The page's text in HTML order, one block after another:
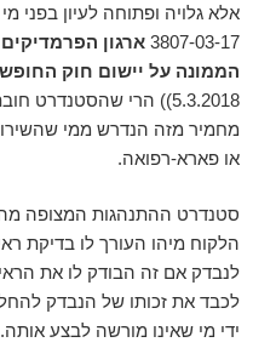
אלא גלויה ופתוחה לעיון בפני
3807-03-17 ארגון
הממונה על יישום חוק
5.3.2018)) הרי
מחמיר מזה הנדרש ממי
או פארא-רפואה.
סטנדרט ההתנהגות המצופה
הלקוח מיהו העורך לו בדיקת
לנבדק אם זה הבודק לו את
לכבד את זכותו של הנבדק
ידי מי שאינו מורשה לבצע